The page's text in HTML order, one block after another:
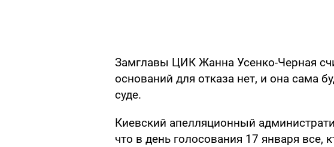
Замглавы ЦИК Жанна Усенко-Черная
оснований для отказа нет, и она сама
суде.
Киевский апелляционный
что в день голосования 17 января все,